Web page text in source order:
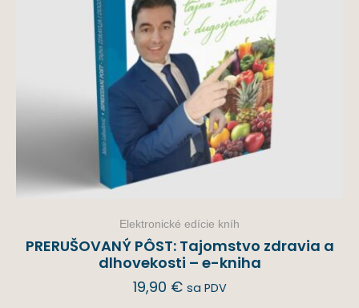
Elektronické edície kníh
PRERUŠOVANÝ PÔST: Tajomstvo zdravia a
dlhovekosti – e-kniha
19,90 € sa PDV